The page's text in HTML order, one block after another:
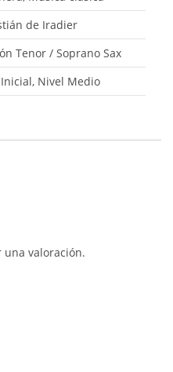
de Iradier
Tenor / Soprano Sax
Nivel Medio
valoración.